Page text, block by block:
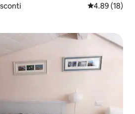
平均评分
4.89 (18)